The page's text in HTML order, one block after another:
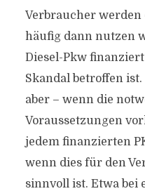
Verbraucher werden
häufig dann nutzen
Diesel-Pkw
Skandal betroffen
aber – wenn die
Voraussetzungen
jedem finanzierten
wenn dies für den
sinnvoll ist. Etwa bei